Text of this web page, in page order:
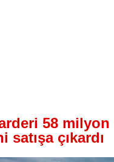
58 milyon
çıkardı